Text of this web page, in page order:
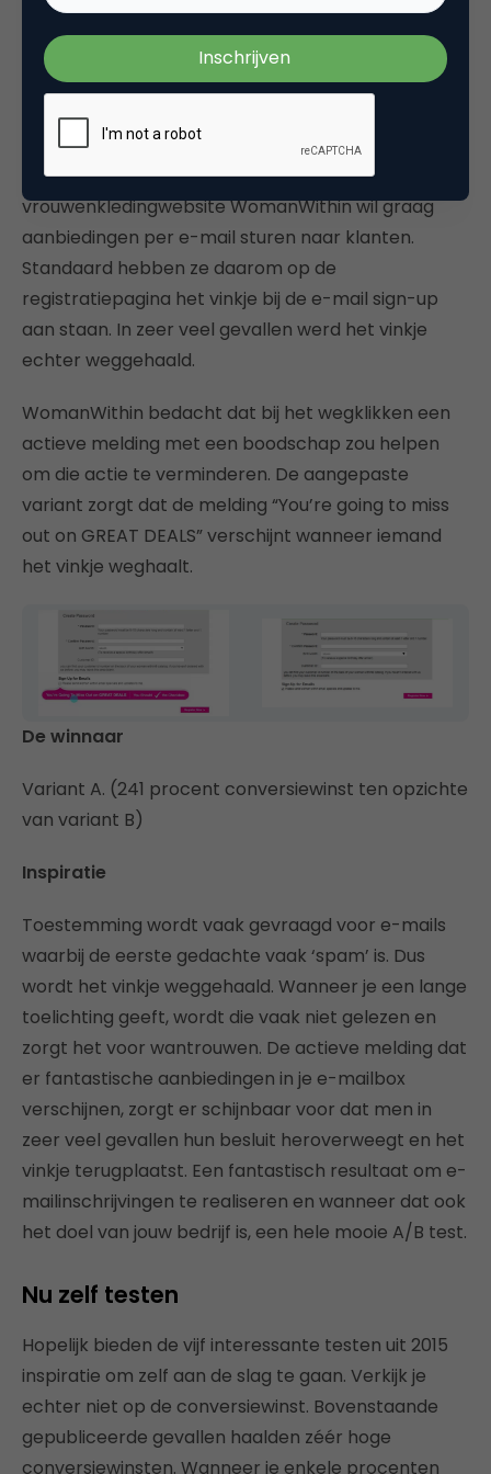
houden! Helaas is niet gedeeld of dit impact heeft
op de kwaliteit van het bezoek.
Case 5. WomanWithin
De Amerikaanse grotere maten
vrouwenkledingwebsite WomanWithin wil graag
aanbiedingen per e-mail sturen naar klanten.
Standaard hebben ze daarom op de
registratiepagina het vinkje bij de e-mail sign-up
aan staan. In zeer veel gevallen werd het vinkje
echter weggehaald.
WomanWithin bedacht dat bij het wegklikken een
actieve melding met een boodschap zou helpen
om die actie te verminderen. De aangepaste
variant zorgt dat de melding “You’re going to miss
out on GREAT DEALS” verschijnt wanneer iemand
het vinkje weghaalt.
De winnaar
Variant A. (241 procent conversiewinst ten opzichte
van variant B)
Inspiratie
Toestemming wordt vaak gevraagd voor e-mails
waarbij de eerste gedachte vaak ‘spam’ is. Dus
wordt het vinkje weggehaald. Wanneer je een lange
toelichting geeft, wordt die vaak niet gelezen en
zorgt het voor wantrouwen. De actieve melding dat
er fantastische aanbiedingen in je e-mailbox
verschijnen, zorgt er schijnbaar voor dat men in
zeer veel gevallen hun besluit heroverweegt en het
vinkje terugplaatst. Een fantastisch resultaat om e-
mailinschrijvingen te realiseren en wanneer dat ook
het doel van jouw bedrijf is, een hele mooie A/B test.
Nu zelf testen
Hopelijk bieden de vijf interessante testen uit 2015
inspiratie om zelf aan de slag te gaan. Verkijk je
echter niet op de conversiewinst. Bovenstaande
gepubliceerde gevallen haalden zéér hoge
conversiewinsten. Wanneer je enkele procenten